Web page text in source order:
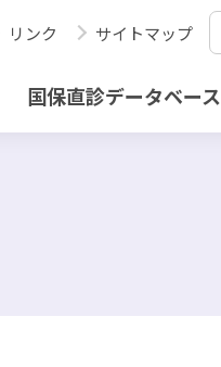
リンク サイトマップ
国保直診データベース